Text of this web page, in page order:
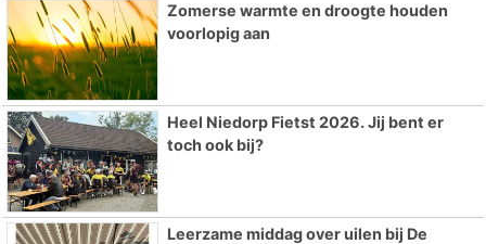
Zomerse warmte en droogte houden
voorlopig aan
Heel Niedorp Fietst 2026. Jij bent er
toch ook bij?
Leerzame middag over uilen bij De